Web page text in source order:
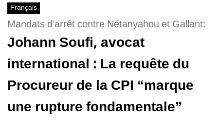
Français
Mandats d’arrêt contre Nétanyahou et Gallant:
Johann Soufi, avocat
international : La requête du
Procureur de la CPI “marque
une rupture fondamentale”